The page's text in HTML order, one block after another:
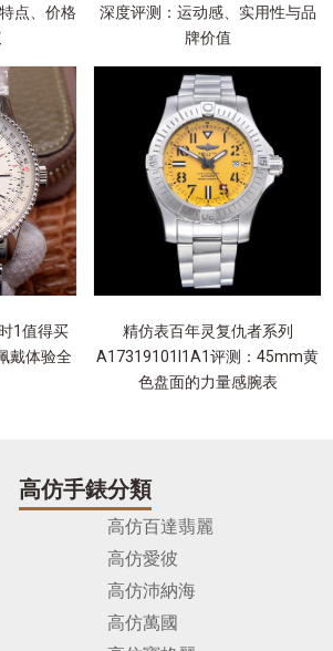
点、价格
深度评测：运动感、实用性与品
牌价值
1值得买
戴体验全
精仿表百年灵复仇者系列
A17319101I1A1评测：45mm黄
色盘面的力量感腕表
高仿手錶分類
高仿百達翡麗
高仿愛彼
高仿沛納海
高仿萬國